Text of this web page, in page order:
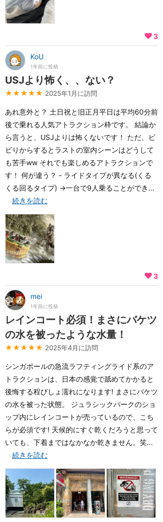
3
KoU
1年前に投稿
USJより怖く、、ない？
★★★★★ 2025年1月に訪問
あれ意外と？ 土日祝と旧正月平日は平均60分前
後で乗れる人気アトラクション枠です。 結論か
ら言うと、USJよりは怖くないです！ ただ、ビ
ビりからするとラストの室内シーンはどうして
も苦手ww それでも楽しめるアトラクションで
す！ 何が違う？ - ライドタイプが異なる(くる
くる回るタイプ) →一台で9人乗ることができ...
続きを読む
3
mei
1年前に投稿
レインコート必須！まさにバケツ
の水を被ったような水量！
★★★★★ 2025年4月に訪問
シンガポールの急流ラフティングライド系のア
トラクションは、日本の感覚で舐めてかかると
後悔する程びしょ濡れになります! まさにバケツ
の水を被った状態。 ジュラシックパークのショ
ップ内にレインコートが売っているので、こち
らが必須です! 天候的にすぐ乾くだろうと思って
いても、下着まではなかなか乾きません。笑...
続きを読む